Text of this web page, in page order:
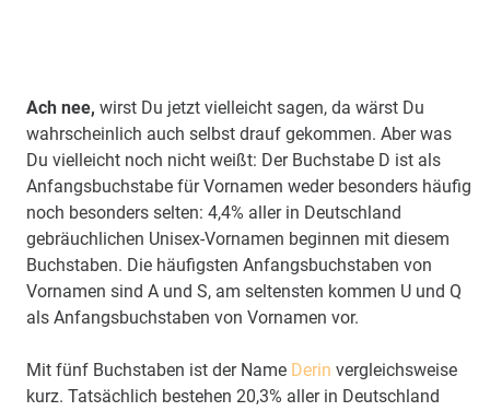
Ach nee, wirst Du jetzt vielleicht sagen, da wärst Du
wahrscheinlich auch selbst drauf gekommen. Aber was
Du vielleicht noch nicht weißt: Der Buchstabe D ist als
Anfangsbuchstabe für Vornamen weder besonders häufig
noch besonders selten: 4,4% aller in Deutschland
gebräuchlichen Unisex-Vornamen beginnen mit diesem
Buchstaben. Die häufigsten Anfangsbuchstaben von
Vornamen sind A und S, am seltensten kommen U und Q
als Anfangsbuchstaben von Vornamen vor.
Mit fünf Buchstaben ist der Name Derin vergleichsweise
kurz. Tatsächlich bestehen 20,3% aller in Deutschland